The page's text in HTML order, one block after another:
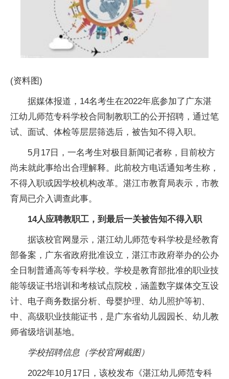
(资料图)
据媒体报道，14名考生在2022年底参加了广东湛
江幼儿师范专科学校合同制教职工的公开招聘，通过笔
试、面试、体检等层层筛选后，被告知不得入职。
5月17日，一名考生对极目新闻记者称，目前校方
尚未就此事给出合理解释。此前校方电话通知考生称，
不得入职或因学校机构改革。湛江市教育局表示，市教
育局已介入调查此事。
14人应聘教职工，到最后一关被告知不得入职
据该校官网显示，湛江幼儿师范专科学校是经教育
部备案，广东省政府批准设立，湛江市政府举办的公办
全日制普通高等专科学校。学校是教育部批准的职业技
能等级证书培训和考核试点院校，涵盖数字媒体交互设
计、电子商务数据分析、母婴护理、幼儿照护等初、
中、高级职业技能证书，是广东省幼儿园园长、幼儿教
师省级培训基地。
学校招聘信息（学校官网截图）
2022年10月17日，该校发布《湛江幼儿师范专科